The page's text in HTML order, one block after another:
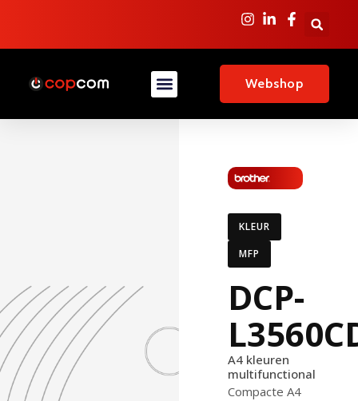
Webshop
KLEUR
MFP
DCP-
A4 kleuren
multifunctional
Compacte A4